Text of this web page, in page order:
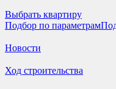
Выбрать квартиру
Подбор по параметрам
Новости
Ход строительства